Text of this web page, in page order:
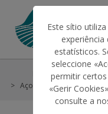
Payments
Açores
Este sítio
experiência
estatísticos.
seleccione
permitir
«Gerir
consulte a